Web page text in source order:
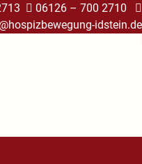
06126 – 700 2710
idstein.de